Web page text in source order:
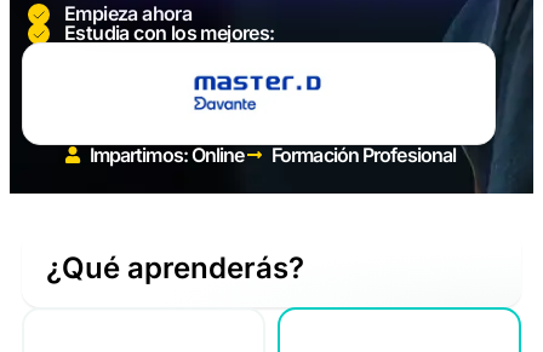
Empieza ahora
Estudia con los mejores:
Impartimos: Online Formación Profesional
¿Qué aprenderás?